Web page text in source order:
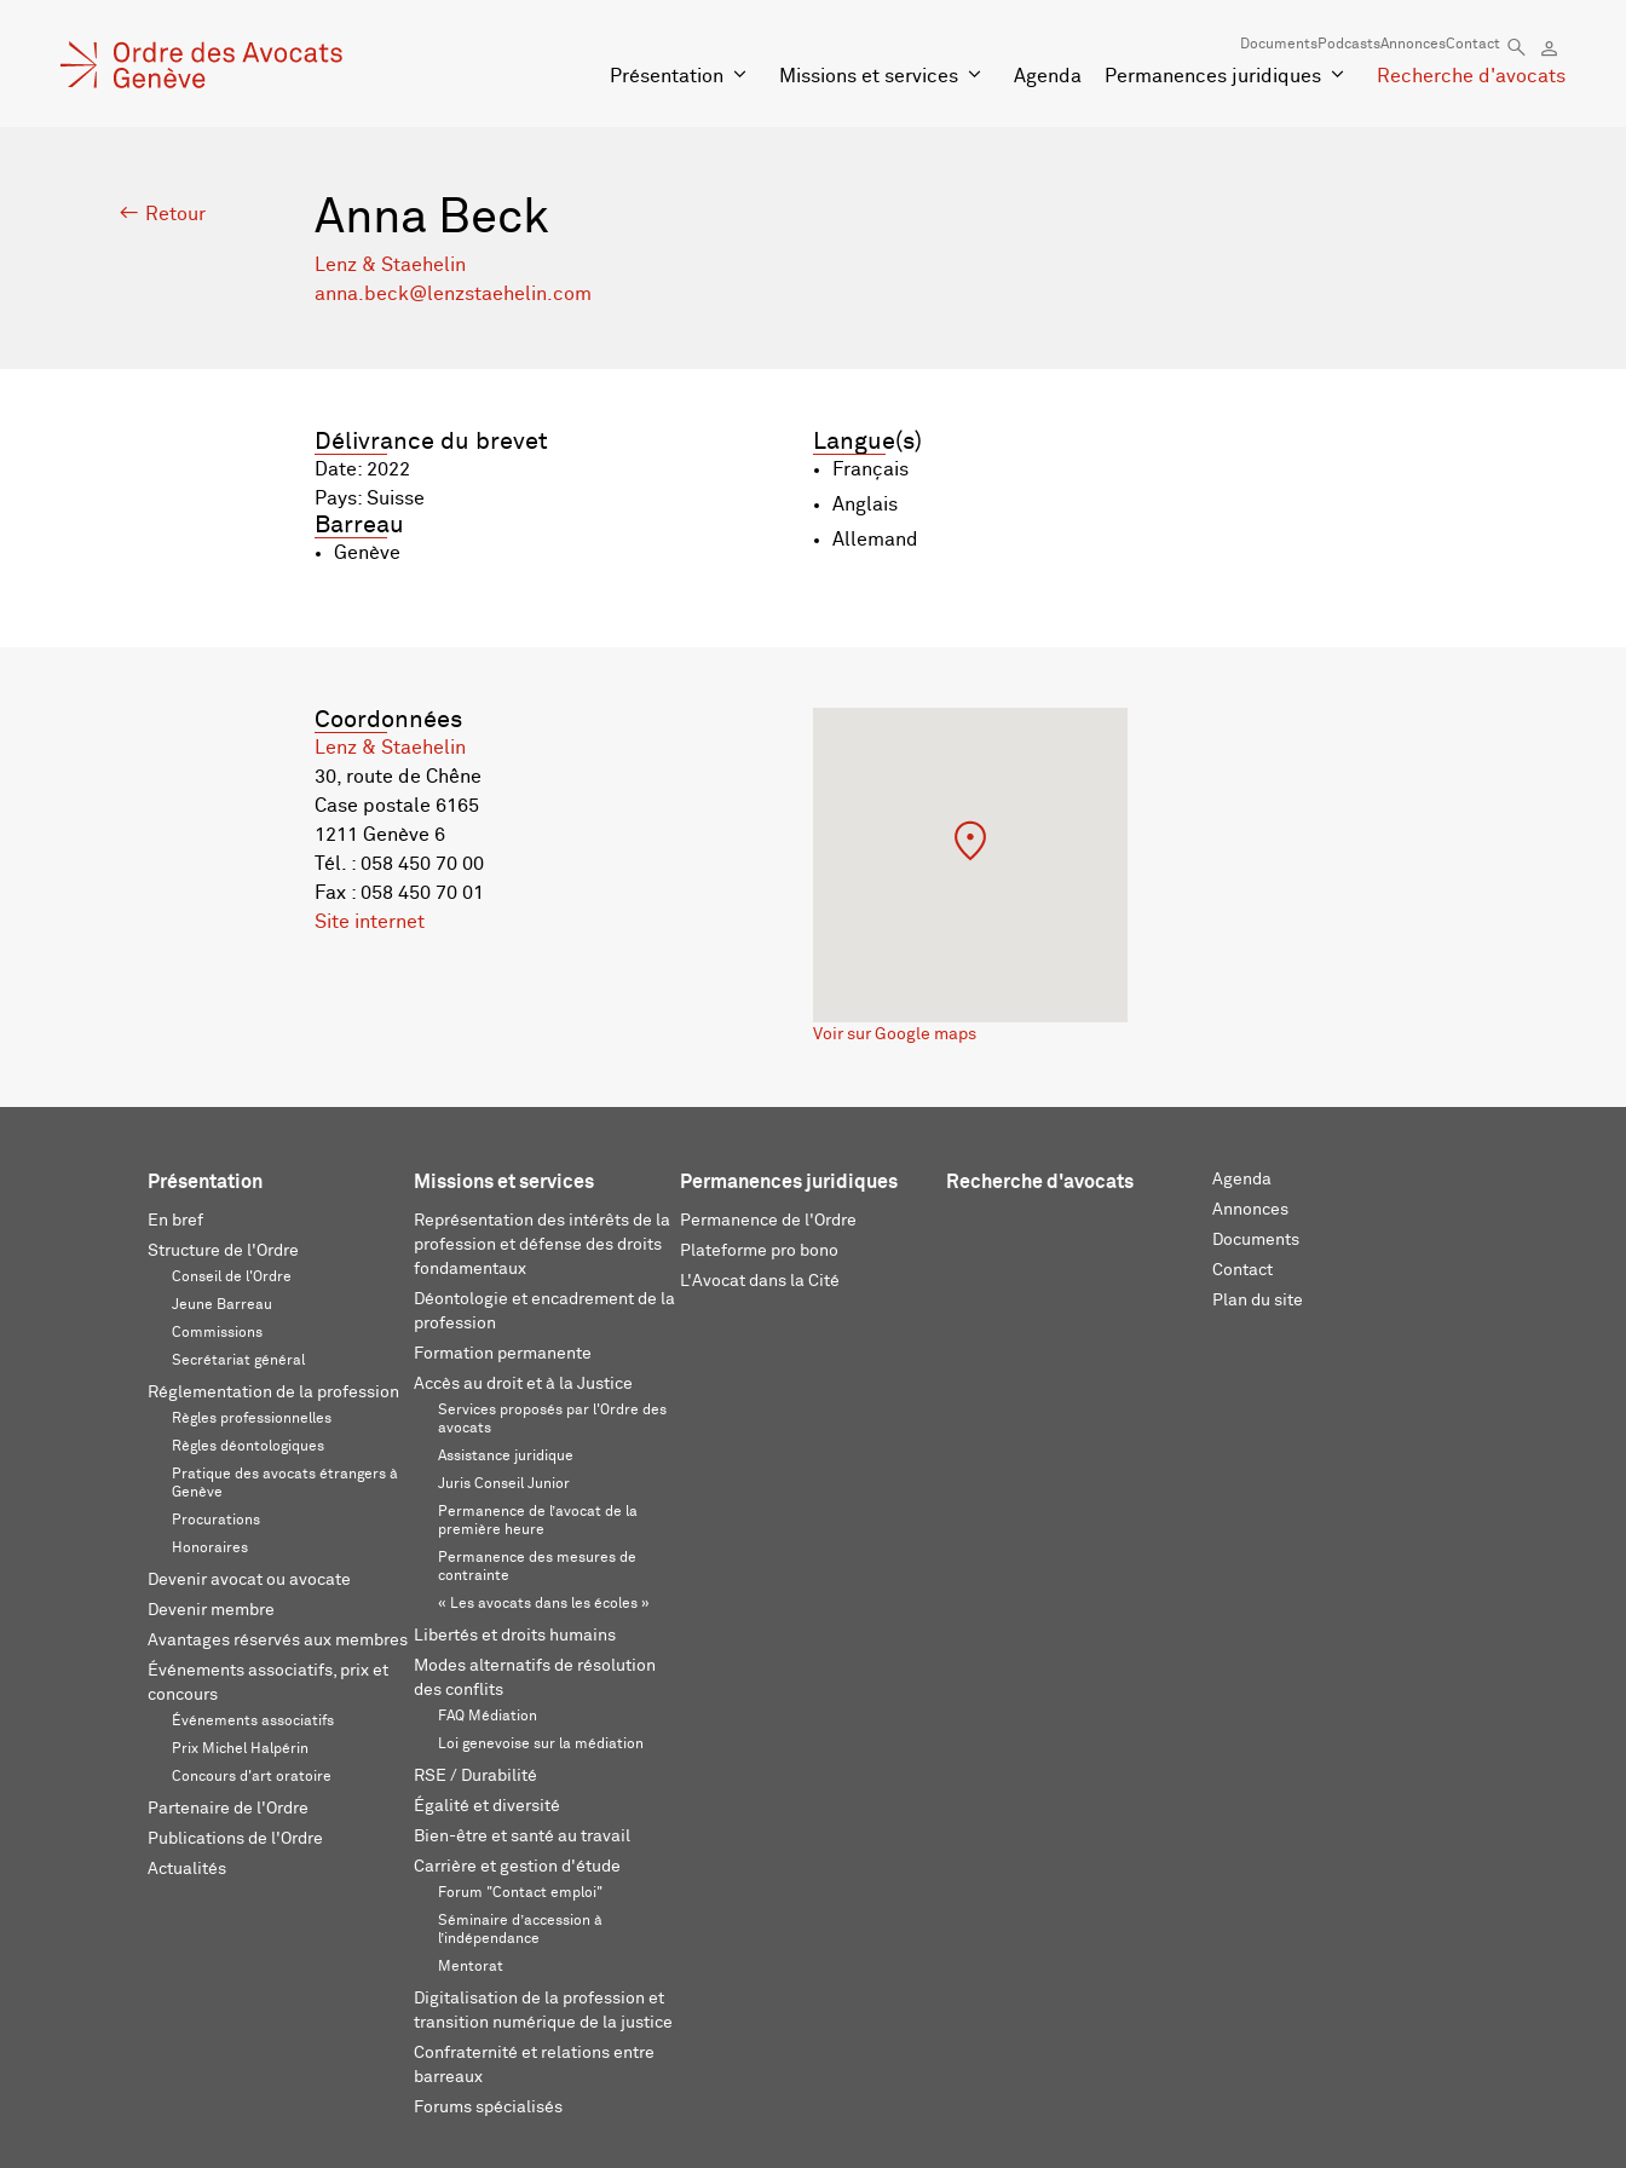
DocumentsPodcastsAnnoncesContact
Présentation Missions et services Agenda Permanences juridiques Recherche d'avocats
Retour Anna Beck
Lenz & Staehelin
anna.beck@lenzstaehelin.com
Délivrance du brevet
Date: 2022
Pays: Suisse
Barreau
Genève
Langue(s)
Français
Anglais
Allemand
Coordonnées
Lenz & Staehelin
30, route de Chêne
Case postale 6165
1211 Genève 6
Tél. : 058 450 70 00
Fax : 058 450 70 01
Site internet
Voir sur Google maps
Présentation
En bref
Structure de l'Ordre
Conseil de l'Ordre
Jeune Barreau
Commissions
Secrétariat général
Réglementation de la profession
Règles professionnelles
Règles déontologiques
Pratique des avocats étrangers à
Genève
Procurations
Honoraires
Devenir avocat ou avocate
Devenir membre
Avantages réservés aux membres
Événements associatifs, prix et
concours
Événements associatifs
Prix Michel Halpérin
Concours d'art oratoire
Partenaire de l'Ordre
Publications de l'Ordre
Actualités
Missions et services
Représentation des intérêts de la
profession et défense des droits
fondamentaux
Déontologie et encadrement de la
profession
Formation permanente
Accès au droit et à la Justice
Services proposés par l'Ordre des
avocats
Assistance juridique
Juris Conseil Junior
Permanence de l’avocat de la
première heure
Permanence des mesures de
contrainte
« Les avocats dans les écoles »
Libertés et droits humains
Modes alternatifs de résolution
des conflits
FAQ Médiation
Loi genevoise sur la médiation
RSE / Durabilité
Égalité et diversité
Bien-être et santé au travail
Carrière et gestion d'étude
Forum "Contact emploi"
Séminaire d’accession à
l’indépendance
Mentorat
Digitalisation de la profession et
transition numérique de la justice
Confraternité et relations entre
barreaux
Forums spécialisés
Permanences juridiques
Permanence de l'Ordre
Plateforme pro bono
L'Avocat dans la Cité
Recherche d'avocats
Agenda
Annonces
Documents
Contact
Plan du site